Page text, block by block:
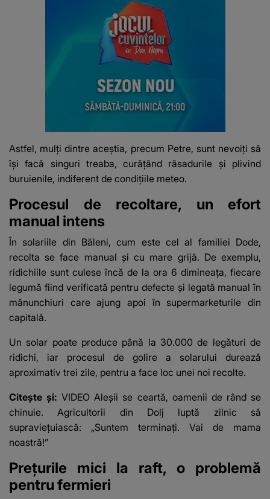
Astfel, mulți dintre aceștia, precum Petre, sunt nevoiți să
își facă singuri treaba, curățând răsadurile și plivind
buruienile, indiferent de condițiile meteo.
Procesul de recoltare, un efort
manual intens
În solariile din Băleni, cum este cel al familiei Dode,
recolta se face manual și cu mare grijă. De exemplu,
ridichiile sunt culese încă de la ora 6 dimineața, fiecare
legumă fiind verificată pentru defecte și legată manual în
mănunchiuri care ajung apoi în supermarketurile din
capitală.
Un solar poate produce până la 30.000 de legături de
ridichi, iar procesul de golire a solarului durează
aproximativ trei zile, pentru a face loc unei noi recolte.
Citește și:VIDEO Aleșii se ceartă, oamenii de rând se
chinuie. Agricultorii din Dolj luptă zilnic să
supraviețuiască: „Suntem terminați. Vai de mama
noastră!”
Prețurile mici la raft, o problemă
pentru fermieri